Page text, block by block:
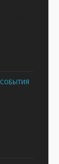
СОБЫТИЯ